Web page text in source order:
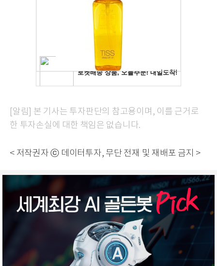
[알림] 본 기사는 투자판단의 참고용이며, 이를 근거로
한 투자손실에 대한 책임은 없습니다.
< 저작권자 ⓒ 데이터투자, 무단 전재 및 재배포 금지 >